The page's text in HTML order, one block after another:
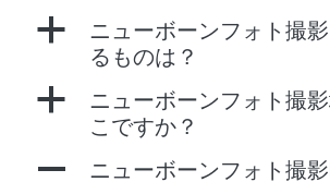
a
ニューボーンフォト撮
るものは？
a
ニューボーンフォト撮
こですか？
A
ニューボーンフォト撮